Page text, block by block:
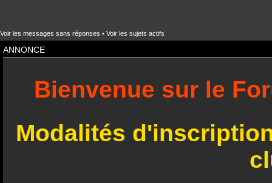
Voir les messages sans réponses • Voir les sujets actifs
ANNONCE
Bienvenue sur le
Modalités